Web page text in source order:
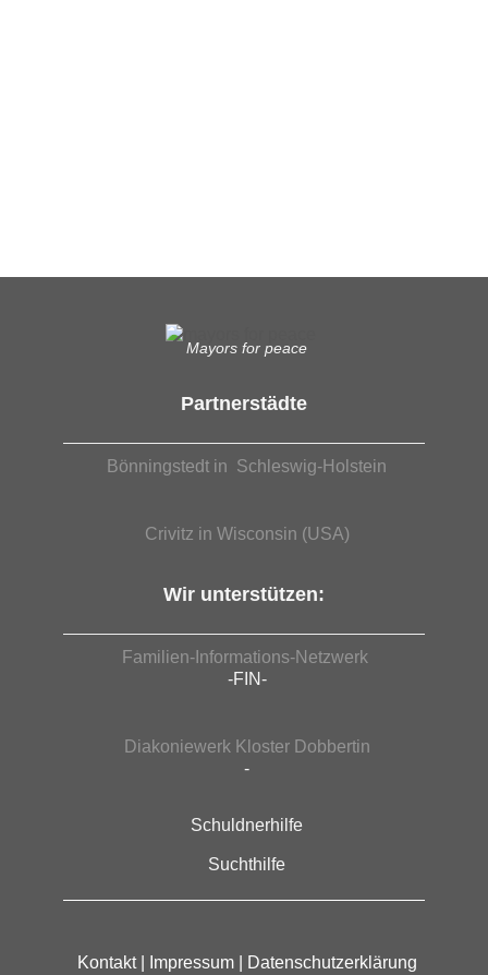
Mayors for peace
Partnerstädte
Bönningstedt in Schleswig-Holstein
Crivitz in Wisconsin (USA)
Wir unterstützen:
Familien-Informations-Netzwerk
-FIN-
Diakoniewerk Kloster Dobbertin
-
Schuldnerhilfe
Suchthilfe
Kontakt| Impressum| Datenschutzerklärung